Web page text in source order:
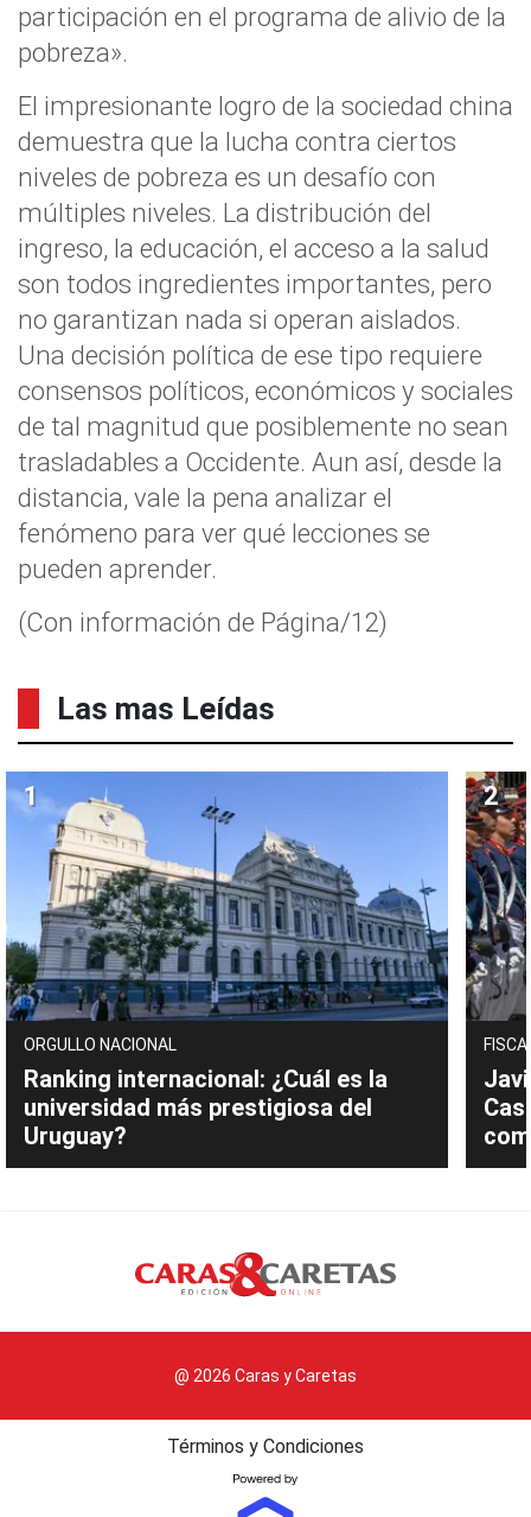
participación en el programa de alivio de la
pobreza».
El impresionante logro de la sociedad china
demuestra que la lucha contra ciertos
niveles de pobreza es un desafío con
múltiples niveles. La distribución del
ingreso, la educación, el acceso a la salud
son todos ingredientes importantes, pero
no garantizan nada si operan aislados.
Una decisión política de ese tipo requiere
consensos políticos, económicos y sociales
de tal magnitud que posiblemente no sean
trasladables a Occidente. Aun así, desde la
distancia, vale la pena analizar el
fenómeno para ver qué lecciones se
pueden aprender.
(Con información de Página/12)
Las mas Leídas
ORGULLO NACIONAL
Ranking internacional: ¿Cuál es la
universidad más prestigiosa del
Uruguay?
@ 2026 Caras y Caretas
Términos y Condiciones